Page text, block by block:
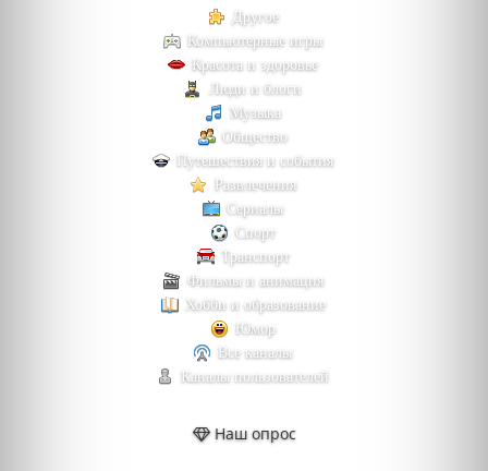
Другое
Компьютерные игры
Красота и здоровье
Люди и блоги
Музыка
Общество
Путешествия и события
Развлечения
Сериалы
Спорт
Транспорт
Фильмы и анимация
Хобби и образование
Юмор
Все каналы
Каналы пользователей
Наш опрос